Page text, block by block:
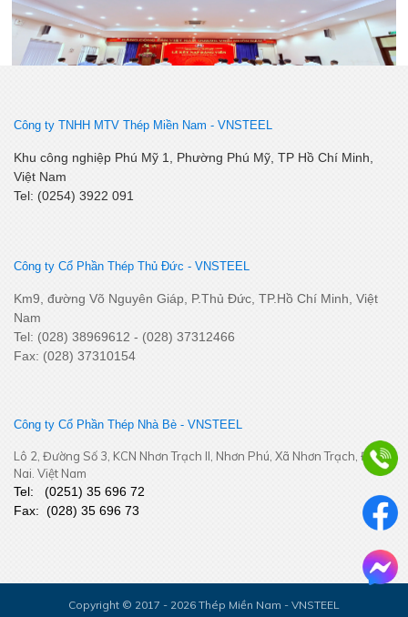
SSCV tăng cường kết nối, phát triển tiêu thụ tại thị trường
Miền Tây Nam Bộ
Bám sát thị trường khu vực Đồng Tháp - Cần Thơ – Cà Mau –
An Giang – Phú Quốc - Tăng cường kết nối, chủ động thích ứng
Công ty TNHH MTV Thép Miền Nam - VNSTEEL
Khu công nghiệp Phú Mỹ 1, Phường Phú Mỹ, TP Hồ Chí Minh,
Việt Nam
Tel: (0254) 3922 091
Công ty Cổ Phần Thép Thủ Đức - VNSTEEL
Km9, đường Võ Nguyên Giáp, P.Thủ Đức, TP.Hồ Chí Minh, Việt
Nam
Tel: (028) 38969612 - (028) 37312466
Fax: (028) 37310154
Công ty Cổ Phần Thép Nhà Bè - VNSTEEL
Lô 2, Đường Số 3, KCN Nhơn Trạch II, Nhơn Phú, Xã Nhơn Trạch, Đồng
Nai. Việt Nam
Tel: (0251) 35 696 72
Fax: (028) 35 696 73
Copyright © 2017 - 2026 Thép Miền Nam - VNSTEEL